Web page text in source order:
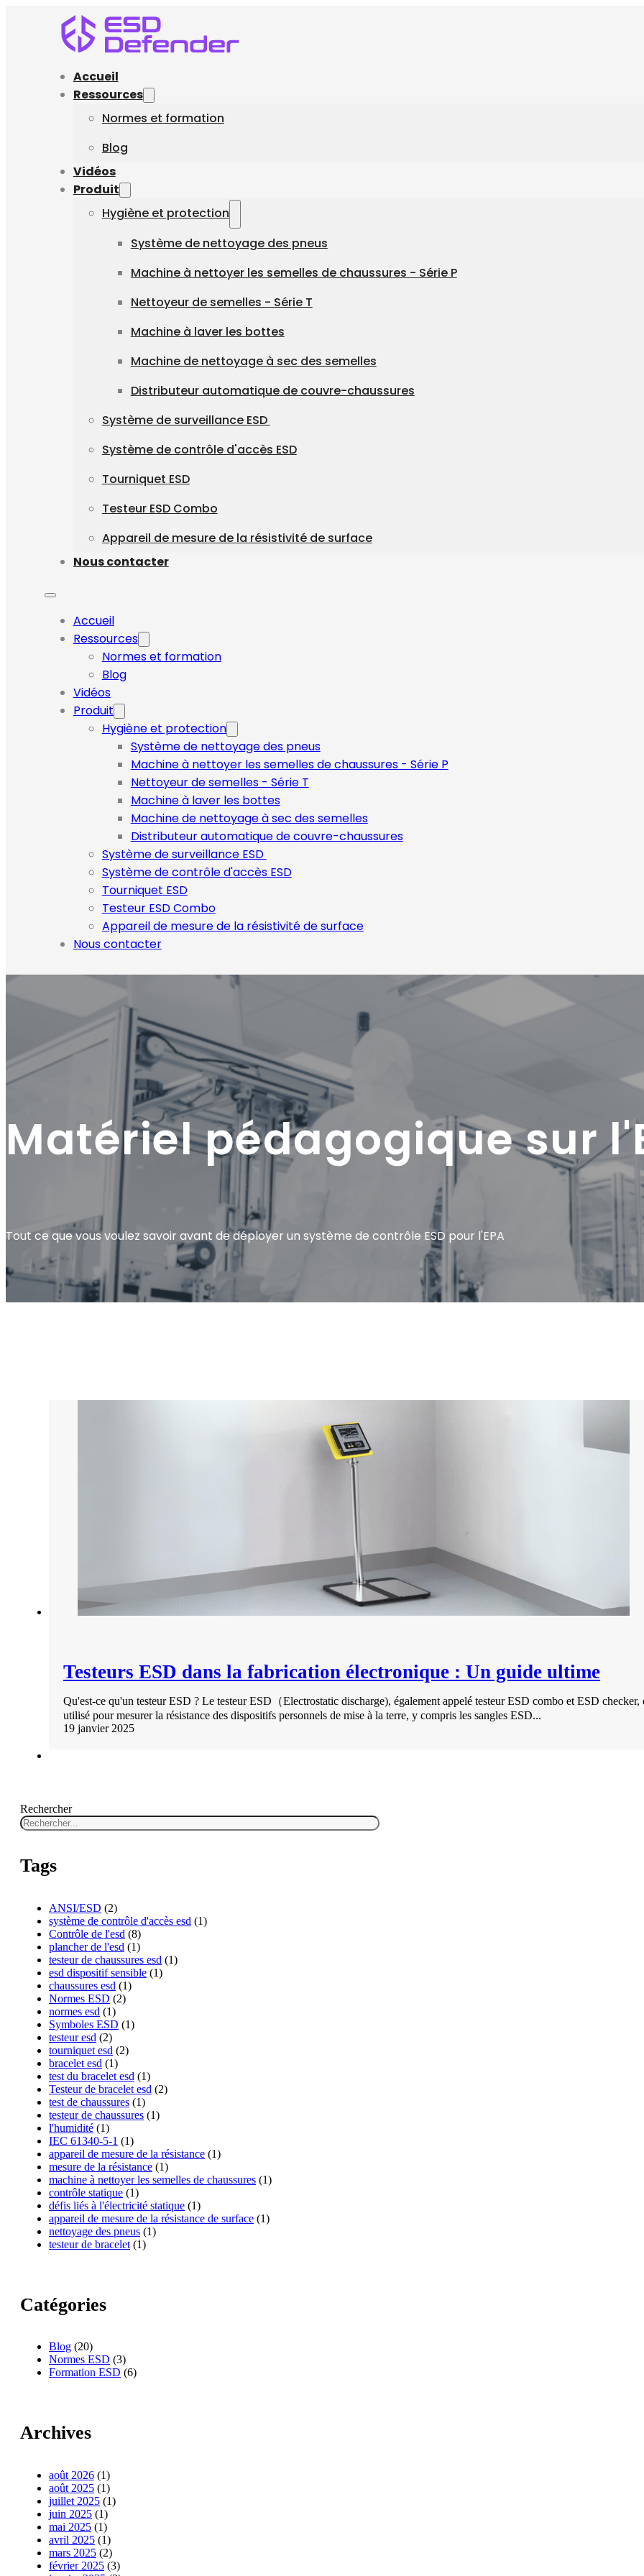
Accueil
Ressources
Normes et formation
Blog
Vidéos
Produit
Hygiène et protection
Système de nettoyage des pneus
Machine à nettoyer les semelles de chaussures - Série P
Nettoyeur de semelles - Série T
Machine à laver les bottes
Machine de nettoyage à sec des semelles
Distributeur automatique de couvre-chaussures
Système de surveillance ESD
Système de contrôle d'accès ESD
Tourniquet ESD
Testeur ESD Combo
Appareil de mesure de la résistivité de surface
Nous contacter
Accueil
Ressources
Normes et formation
Blog
Vidéos
Produit
Hygiène et protection
Système de nettoyage des pneus
Machine à nettoyer les semelles de chaussures - Série P
Nettoyeur de semelles - Série T
Machine à laver les bottes
Machine de nettoyage à sec des semelles
Distributeur automatique de couvre-chaussures
Système de surveillance ESD
Système de contrôle d'accès ESD
Tourniquet ESD
Testeur ESD Combo
Appareil de mesure de la résistivité de surface
Nous contacter
Matériel pédagogique sur
Tout ce que vous voulez savoir avant de déployer un système de contrôle ESD pour l'EPA
Testeurs ESD dans la fabrication électronique : Un guide ultime
Qu'est-ce qu'un testeur ESD ? Le testeur ESD（Electrostatic discharge), également appelé testeur ESD combo et ESD checker,
utilisé pour mesurer la résistance des dispositifs personnels de mise à la terre, y compris les sangles ESD...
19 janvier 2025
Rechercher
Tags
ANSI/ESD (2)
système de contrôle d'accès esd (1)
Contrôle de l'esd (8)
plancher de l'esd (1)
testeur de chaussures esd (1)
esd dispositif sensible (1)
chaussures esd (1)
Normes ESD (2)
normes esd (1)
Symboles ESD (1)
testeur esd (2)
tourniquet esd (2)
bracelet esd (1)
test du bracelet esd (1)
Testeur de bracelet esd (2)
test de chaussures (1)
testeur de chaussures (1)
l'humidité (1)
IEC 61340-5-1 (1)
appareil de mesure de la résistance (1)
mesure de la résistance (1)
machine à nettoyer les semelles de chaussures (1)
contrôle statique (1)
défis liés à l'électricité statique (1)
appareil de mesure de la résistance de surface (1)
nettoyage des pneus (1)
testeur de bracelet (1)
Catégories
Blog (20)
Normes ESD (3)
Formation ESD (6)
Archives
août 2026 (1)
août 2025 (1)
juillet 2025 (1)
juin 2025 (1)
mai 2025 (1)
avril 2025 (1)
mars 2025 (2)
février 2025 (3)